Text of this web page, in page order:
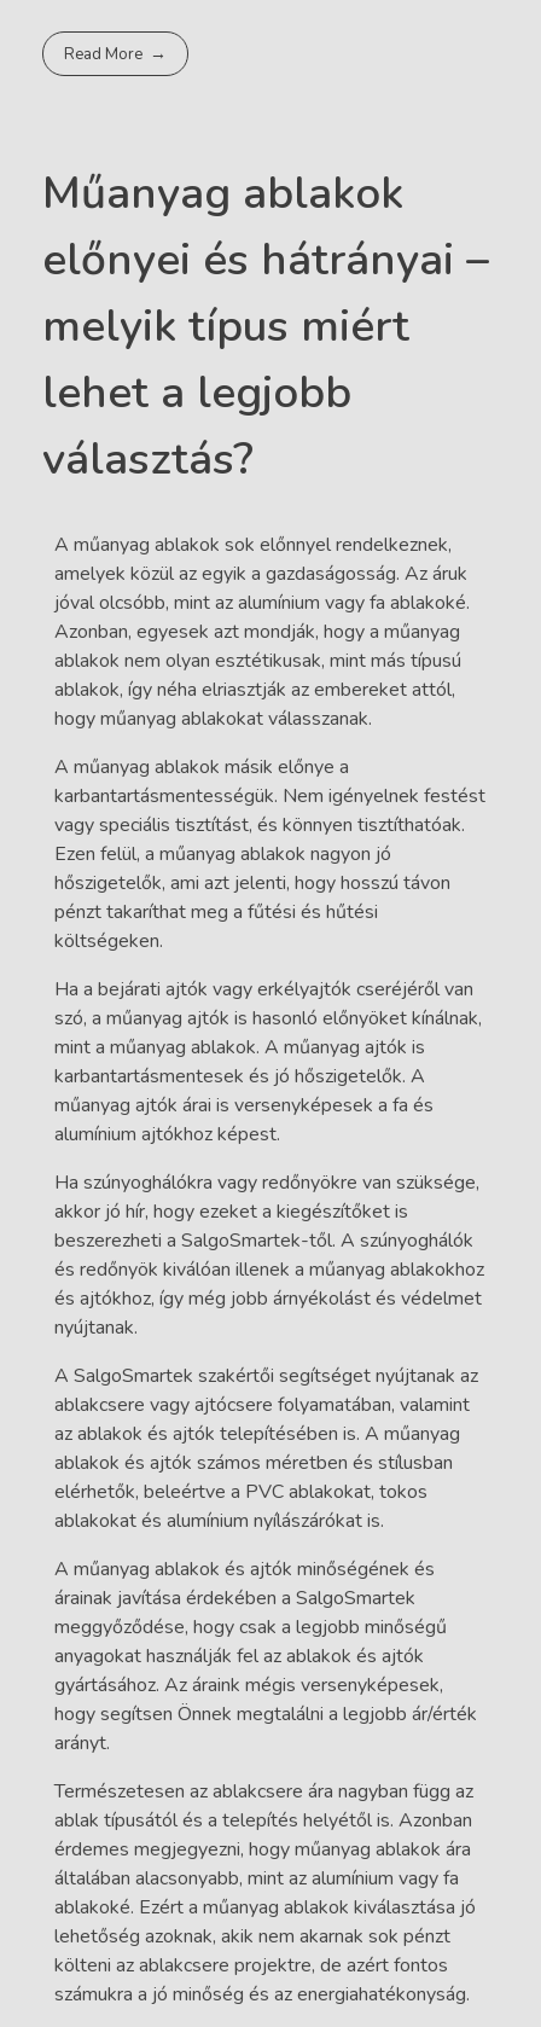
Read More
Műanyag ablakok
előnyei és hátrányai –
melyik típus miért
lehet a legjobb
választás?
A műanyag ablakok sok előnnyel rendelkeznek,
amelyek közül az egyik a gazdaságosság. Az áruk
jóval olcsóbb, mint az alumínium vagy fa ablakoké.
Azonban, egyesek azt mondják, hogy a műanyag
ablakok nem olyan esztétikusak, mint más típusú
ablakok, így néha elriasztják az embereket attól,
hogy műanyag ablakokat válasszanak.
A műanyag ablakok másik előnye a
karbantartásmentességük. Nem igényelnek festést
vagy speciális tisztítást, és könnyen tisztíthatóak.
Ezen felül, a műanyag ablakok nagyon jó
hőszigetelők, ami azt jelenti, hogy hosszú távon
pénzt takaríthat meg a fűtési és hűtési
költségeken.
Ha a bejárati ajtók vagy erkélyajtók cseréjéről van
szó, a műanyag ajtók is hasonló előnyöket kínálnak,
mint a műanyag ablakok. A műanyag ajtók is
karbantartásmentesek és jó hőszigetelők. A
műanyag ajtók árai is versenyképesek a fa és
alumínium ajtókhoz képest.
Ha szúnyoghálókra vagy redőnyökre van szüksége,
akkor jó hír, hogy ezeket a kiegészítőket is
beszerezheti a SalgoSmartek-től. A szúnyoghálók
és redőnyök kiválóan illenek a műanyag ablakokhoz
és ajtókhoz, így még jobb árnyékolást és védelmet
nyújtanak.
A SalgoSmartek szakértői segítséget nyújtanak az
ablakcsere vagy ajtócsere folyamatában, valamint
az ablakok és ajtók telepítésében is. A műanyag
ablakok és ajtók számos méretben és stílusban
elérhetők, beleértve a PVC ablakokat, tokos
ablakokat és alumínium nyílászárókat is.
A műanyag ablakok és ajtók minőségének és
árainak javítása érdekében a SalgoSmartek
meggyőződése, hogy csak a legjobb minőségű
anyagokat használják fel az ablakok és ajtók
gyártásához. Az áraink mégis versenyképesek,
hogy segítsen Önnek megtalálni a legjobb ár/érték
arányt.
Természetesen az ablakcsere ára nagyban függ az
ablak típusától és a telepítés helyétől is. Azonban
érdemes megjegyezni, hogy műanyag ablakok ára
általában alacsonyabb, mint az alumínium vagy fa
ablakoké. Ezért a műanyag ablakok kiválasztása jó
lehetőség azoknak, akik nem akarnak sok pénzt
költeni az ablakcsere projektre, de azért fontos
számukra a jó minőség és az energiahatékonyság.